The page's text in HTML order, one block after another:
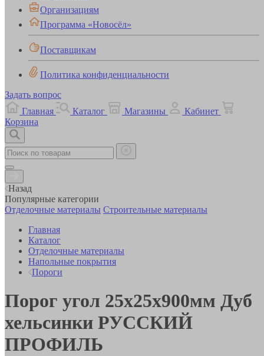
Организациям
Программа «Новосёл»
Поставщикам
Политика конфиденциальности
Задать вопрос
Главная
Каталог Магазины
Кабинет
Корзина
Назад
Популярные категории
Отделочные материалы Строительные материалы
Главная
Каталог
Отделочные материалы
Напольные покрытия
Пороги
Порог угол 25х25х900мм Дуб
хельсинки РУССКИЙ
ПРОФИЛЬ